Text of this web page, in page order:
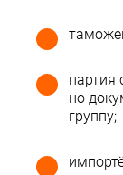
партия
но
группу;